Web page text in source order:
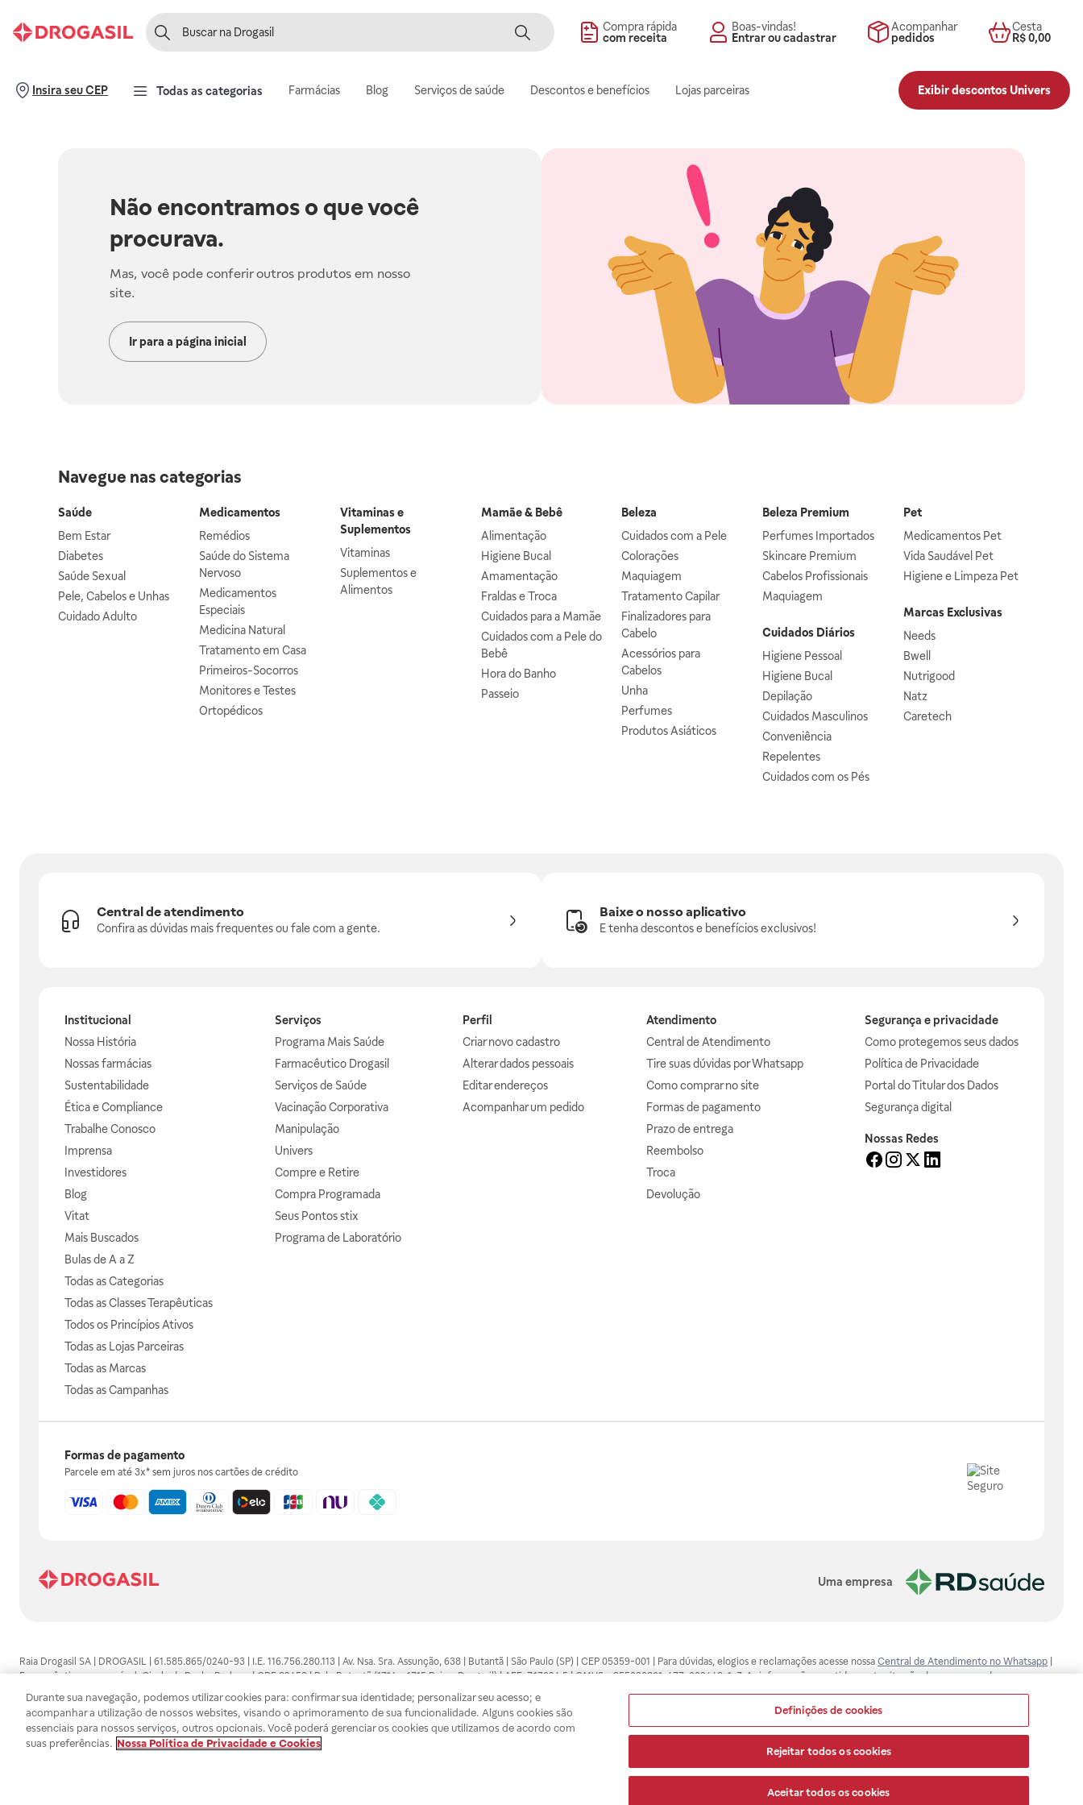
Compra rápida
com receita
Boas-vindas!
Entrar ou cadastrar
Acompanhar
pedidos
Cesta
R$ 0,00
Insira seu CEP Todas as categorias Farmácias Blog Serviços de saúde Descontos e benefícios Lojas parceiras Exibir descontos Univers
Não encontramos o que você
procurava.
Mas, você pode conferir outros produtos em nosso
site.
Ir para a página inicial
Navegue nas categorias
Saúde
Bem Estar
Diabetes
Saúde Sexual
Pele, Cabelos e Unhas
Cuidado Adulto
Medicamentos
Remédios
Saúde do Sistema
Nervoso
Medicamentos
Especiais
Medicina Natural
Tratamento em Casa
Primeiros-Socorros
Monitores e Testes
Ortopédicos
Vitaminas e
Suplementos
Vitaminas
Suplementos e
Alimentos
Mamãe & Bebê
Alimentação
Higiene Bucal
Amamentação
Fraldas e Troca
Cuidados para a Mamãe
Cuidados com a Pele do
Bebê
Hora do Banho
Passeio
Beleza
Cuidados com a Pele
Colorações
Maquiagem
Tratamento Capilar
Finalizadores para
Cabelo
Acessórios para
Cabelos
Unha
Perfumes
Produtos Asiáticos
Beleza Premium
Perfumes Importados
Skincare Premium
Cabelos Profissionais
Maquiagem
Cuidados Diários
Higiene Pessoal
Higiene Bucal
Depilação
Cuidados Masculinos
Conveniência
Repelentes
Cuidados com os Pés
Pet
Medicamentos Pet
Vida Saudável Pet
Higiene e Limpeza Pet
Marcas Exclusivas
Needs
Bwell
Nutrigood
Natz
Caretech
Central de atendimento
Confira as dúvidas mais frequentes ou fale com a gente.
Baixe o nosso aplicativo
E tenha descontos e benefícios exclusivos!
Institucional
Nossa História
Nossas farmácias
Sustentabilidade
Ética e Compliance
Trabalhe Conosco
Imprensa
Investidores
Blog
Vitat
Mais Buscados
Bulas de A a Z
Todas as Categorias
Todas as Classes Terapêuticas
Todos os Princípios Ativos
Todas as Lojas Parceiras
Todas as Marcas
Todas as Campanhas
Serviços
Programa Mais Saúde
Farmacêutico Drogasil
Serviços de Saúde
Vacinação Corporativa
Manipulação
Univers
Compre e Retire
Compra Programada
Seus Pontos stix
Programa de Laboratório
Perfil
Criar novo cadastro
Alterar dados pessoais
Editar endereços
Acompanhar um pedido
Atendimento
Central de Atendimento
Tire suas dúvidas por Whatsapp
Como comprar no site
Formas de pagamento
Prazo de entrega
Reembolso
Troca
Devolução
Segurança e privacidade
Como protegemos seus dados
Política de Privacidade
Portal do Titular dos Dados
Segurança digital
Nossas Redes
Formas de pagamento
Parcele em até 3x* sem juros nos cartões de crédito
Uma empresa
Raia Drogasil SA | DROGASIL | 61.585.865/0240-93 | I.E. 116.756.280.113 | Av. Nsa. Sra. Assunção, 638 | Butantã | São Paulo (SP) | CEP 05359-001 | Para dúvidas, elogios e reclamações acesse nossa Central de Atendimento no Whatsapp
Farmacêutico responsável: Gisele da Penha Barbosa | CRF 89453 | Polo Butantã (1714 e 1715 Raia e Drogasil) | AFE: 7.17094.5 | CMVS - 355030801-477-002443-1-7. As informações contidas neste site não devem ser usadas para
automedicação e não substituem, em hipótese alguma, as orientações dadas pelo profissional da área médica. Somente o médico está apto a diagnosticar qualquer problema de saúde e prescrever o tratamento adequado. Ao
persistirem os sintomas, um médico deverá ser consultado. Os preços e promoções divulgados no site são válidos apenas para compras feitas pela internet. Maiores esclarecimentos, consultar o site: www.anvisa.gov.br. A Raia Drogasil
SA trabalha com as tecnologias mais avançadas de proteção de dados, para que você possa realizar suas compras com tranquilidade. A privacidade e a segurança dos clientes são compromissos da Raia Drogasil SA. Todos os pedidos
efetuados estão sujeitos à confirmação da disponibilidade de produto em nosso estoque.
Durante sua navegação, podemos utilizar cookies para: confirmar sua identidade; personalizar seu acesso; e
acompanhar a utilização de nossos websites, visando o aprimoramento de sua funcionalidade. Alguns cookies são
essenciais para nossos serviços, outros opcionais. Você poderá gerenciar os cookies que utilizamos de acordo com
suas preferências. Nossa Política de Privacidade e Cookies
Definições de cookies
Rejeitar todos os cookies
Aceitar todos os cookies